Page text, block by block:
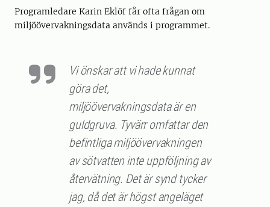
Programledare Karin Eklöf får ofta frågan om
miljöövervakningsdata används i programmet.
Vi önskar att vi hade kunnat
göra det,
miljöövervakningsdata är en
guldgruva. Tyvärr omfattar den
befintliga miljöövervakningen
av sötvatten inte uppföljning av
återvätning. Det är synd tycker
jag, då det är högst angeläget